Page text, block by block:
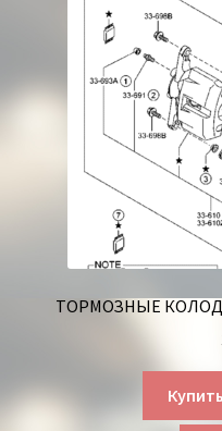
ТОРМОЗНЫЕ